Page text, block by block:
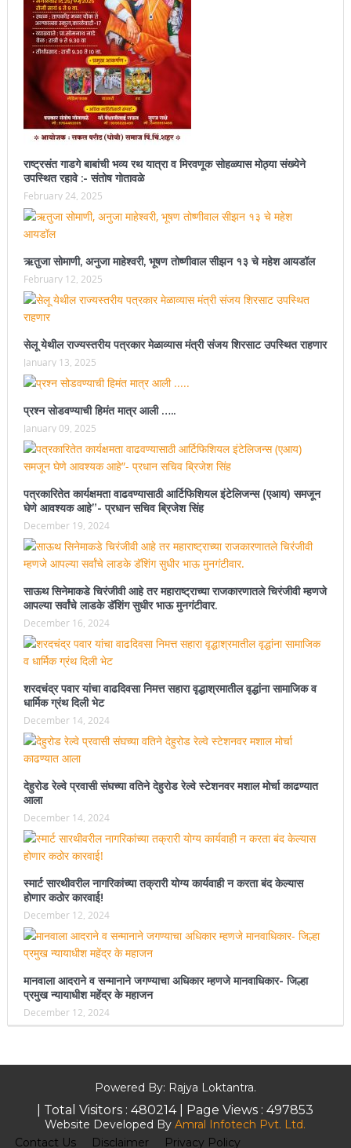
राष्ट्रसंत गाडगे बाबांची भव्य रथ यात्रा व मिरवणूक सोहळ्यास मोठ्या संख्येने
उपस्थित रहावे :- संतोष गोतावळे
February 24, 2025
ऋतुजा सोमाणी, अनुजा माहेश्वरी, भूषण तोष्णीवाल सीझन १३ चे महेश आयडॉल
February 12, 2025
सेलू येथील राज्यस्तरीय पत्रकार मेळाव्यास मंत्री संजय शिरसाट उपस्थित राहणार
January 13, 2025
प्रश्न सोडवण्याची हिमंत मात्र आली …..
January 09, 2025
पत्रकारितेत कार्यक्षमता वाढवण्यासाठी आर्टिफिशियल इंटेलिजन्स (एआय) समजून
घेणे आवश्यक आहे”- प्रधान सचिव ब्रिजेश सिंह
December 19, 2024
साऊथ सिनेमाकडे चिरंजीवी आहे तर महाराष्ट्राच्या राजकारणातले चिरंजीवी म्हणजे
आपल्या सर्वांचे लाडके डॅशिंग सुधीर भाऊ मुनगंटीवार.
December 16, 2024
शरदचंद्र पवार यांचा वाढदिवसा निमत्त सहारा वृद्धाश्रमातील वृद्धांना सामाजिक व
धार्मिक ग्रंथ दिली भेट
December 14, 2024
देहुरोड रेल्वे प्रवासी संघच्या वतिने देहुरोड रेल्वे स्टेशनवर मशाल मोर्चा काढण्यात
आला
December 14, 2024
स्मार्ट सारथीवरील नागरिकांच्या तक्रारी योग्य कार्यवाही न करता बंद केल्यास
होणार कठोर कारवाई!
December 12, 2024
मानवाला आदराने व सन्मानाने जगण्याचा अधिकार म्हणजे मानवाधिकार- जिल्हा
प्रमुख न्यायाधीश महेंद्र के महाजन
December 12, 2024
Powered By: Rajya Loktantra.
| Total Visitors :480214| Page Views :497853
Website Developed By Amral Infotech Pvt. Ltd.
Contact Us
Disclaimer Privacy Policy